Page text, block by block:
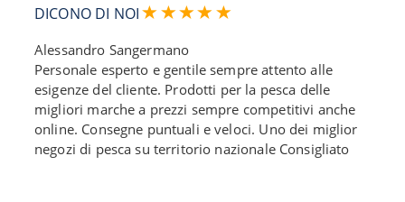
DICONO DI NOI
Alessandro Sangermano
Personale esperto e gentile sempre attento alle
esigenze del cliente. Prodotti per la pesca delle
migliori marche a prezzi sempre competitivi anche
online. Consegne puntuali e veloci. Uno dei miglior
negozi di pesca su territorio nazionale Consigliato